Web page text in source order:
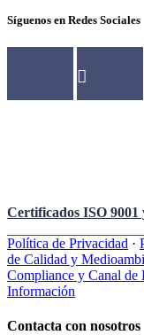
Síguenos en Redes Sociales
Certificados ISO 9001
Política de Privacidad ·
de Calidad y
Compliance y Canal de
Información
Contacta con nosotros